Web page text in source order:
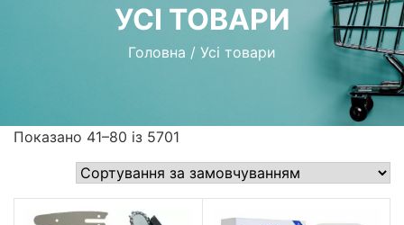
УСІ ТОВАРИ
Головна / Усі товари
Показано 41–80 із 5701